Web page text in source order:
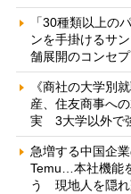
「30種類以上の
ンを手掛けるサ
舗展開のコンセ
《商社の大学別
産、住友商事へ
実 3大学以外で
急増する中国企
Temu…本社機能
う 現地人を隠れ